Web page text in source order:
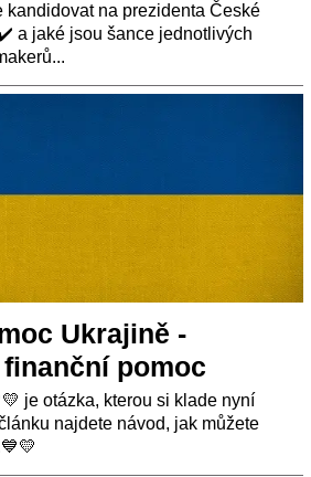
kandidovat na prezidenta České
a jaké jsou šance jednotlivých
Ukrajině -
pomoc
je otázka, kterou si klade nyní
najdete návod, jak můžete